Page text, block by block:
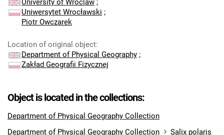
University of Wroclaw ;
Uniwersytet Wrocławski ;
Piotr Owczarek
Location of original object:
Department of Physical Geography ;
Zakład Geografii Fizycznej
Object is located in the collections:
Department of Physical Geography Collection
Department of Physical Geography Collection
Salix polaris